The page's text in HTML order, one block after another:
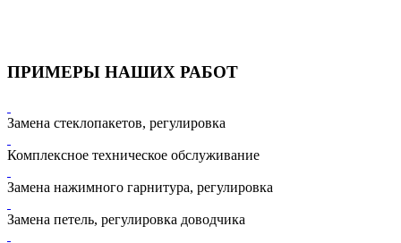
ПРИМЕРЫ НАШИХ РАБОТ
Замена стеклопакетов, регулировка
Комплексное техническое обслуживание
Замена нажимного гарнитура, регулировка
Замена петель, регулировка доводчика